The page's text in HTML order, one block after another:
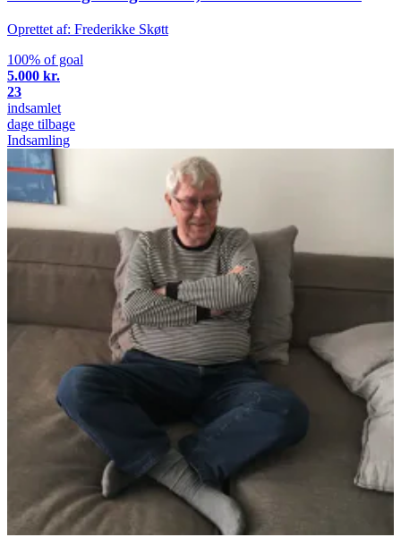
Oprettet af: Frederikke Skøtt
100% of goal
5.000 kr.
23
indsamlet
dage tilbage
Indsamling